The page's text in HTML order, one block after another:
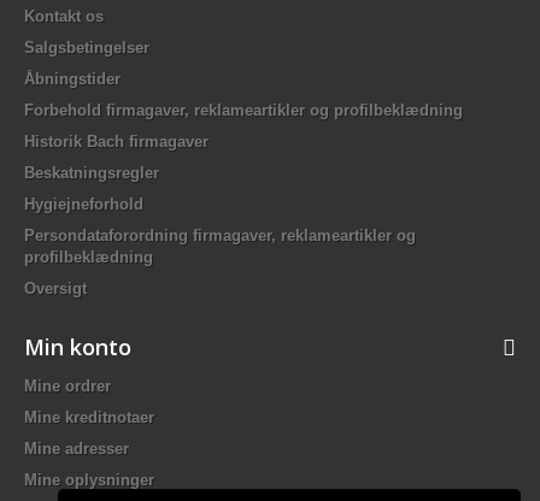
Kontakt os
Salgsbetingelser
Åbningstider
Forbehold firmagaver, reklameartikler og profilbeklædning
Historik Bach firmagaver
Beskatningsregler
Hygiejneforhold
Persondataforordning firmagaver, reklameartikler og
profilbeklædning
Oversigt
Min konto
Mine ordrer
Mine kreditnotaer
Mine adresser
Mine oplysninger